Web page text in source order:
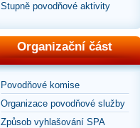
Stupně povodňové aktivity
Organizační část
Povodňové komise
Organizace povodňové služby
Způsob vyhlašování SPA